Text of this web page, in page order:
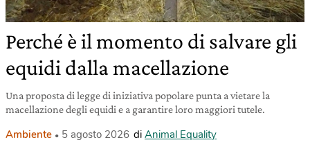
Perché è il momento di salvare gli
equidi dalla macellazione
Una proposta di legge di iniziativa popolare punta a vietare la
macellazione degli equidi e a garantire loro maggiori tutele.
Ambiente 5 agosto 2026 di Animal Equality